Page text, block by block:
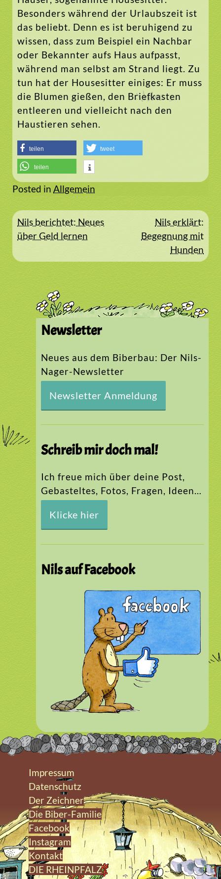
Besonders während der Urlaubszeit ist
das beliebt. Denn es ist beruhigend zu
wissen, dass zum Beispiel ein Nachbar
oder Bekannter aufs Haus aufpasst,
während man selbst am Strand liegt. Zu
tun hat der Housesitter einiges: Er muss
die Blumen gießen, den Briefkasten
entleeren und vielleicht nach den
Haustieren sehen.
teilen tweet
teilen
Posted in Allgemein
Beitragsnavigation
Nils berichtet: Neues
über Geld lernen
Nils erklärt:
Begegnung mit
Hunden
Newsletter
Neues aus dem Biberbau: Der Nils-
Nager-Newsletter
Newsletter Anmeldung
Schreib mir doch mal!
Ich freue mich über deine Post,
Gebasteltes, Fotos, Fragen, Ideen…
Klicke hier
Nils auf Facebook
Impressum
Datenschutz
Der Zeichner
Die Biber-Familie
Facebook
Instagram
Kontakt
DIE RHEINPFALZ